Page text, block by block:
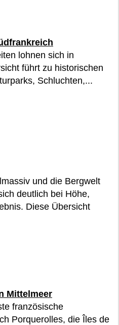
lohnen sich in
führt zu historischen
Schluchten,...
und die Bergwelt
deutlich bei Höhe,
Diese Übersicht
Mittelmeer
französische
Porquerolles, die Îles de